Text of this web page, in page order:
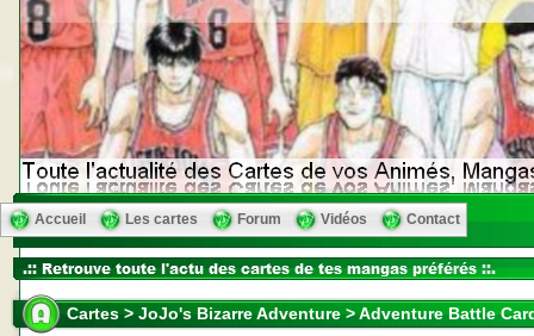
Accueil Les cartes Forum Vidéos Contact
Cartes > JoJo's Bizarre Adventure > Adventure Battle